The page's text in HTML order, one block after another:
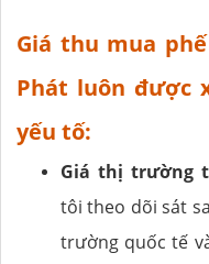
Giá thu mua
Phát luôn được
yếu tố:
Giá thị trường
tôi theo dõi sát
trường quốc tế